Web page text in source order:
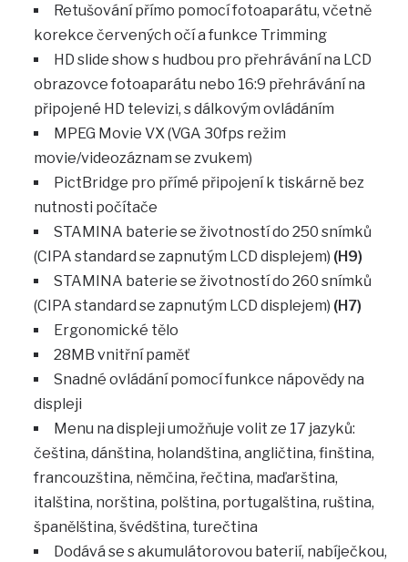
Retušování přímo pomocí fotoaparátu, včetně
korekce červených očí a funkce Trimming
HD slide show s hudbou pro přehrávání na LCD
obrazovce fotoaparátu nebo 16:9 přehrávání na
připojené HD televizi, s dálkovým ovládáním
MPEG Movie VX (VGA 30fps režim
movie/videozáznam se zvukem)
PictBridge pro přímé připojení k tiskárně bez
nutnosti počítače
STAMINA baterie se životností do 250 snímků
(CIPA standard se zapnutým LCD displejem) (H9)
STAMINA baterie se životností do 260 snímků
(CIPA standard se zapnutým LCD displejem) (H7)
Ergonomické tělo
28MB vnitřní paměť
Snadné ovládání pomocí funkce nápovědy na
displeji
Menu na displeji umožňuje volit ze 17 jazyků:
čeština, dánština, holandština, angličtina, finština,
francouzština, němčina, řečtina, maďarština,
italština, norština, polština, portugalština, ruština,
španělština, švédština, turečtina
Dodává se s akumulátorovou baterií, nabíječkou,